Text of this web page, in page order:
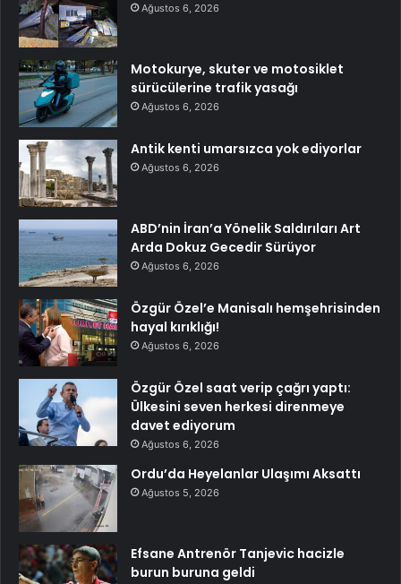
Ağustos 6, 2026
Motokurye, skuter ve motosiklet
sürücülerine trafik yasağı
Ağustos 6, 2026
Antik kenti umarsızca yok ediyorlar
Ağustos 6, 2026
ABD’nin İran’a Yönelik Saldırıları Art
Arda Dokuz Gecedir Sürüyor
Ağustos 6, 2026
Özgür Özel’e Manisalı hemşehrisinden
hayal kırıklığı!
Ağustos 6, 2026
Özgür Özel saat verip çağrı yaptı:
Ülkesini seven herkesi direnmeye
davet ediyorum
Ağustos 6, 2026
Ordu’da Heyelanlar Ulaşımı Aksattı
Ağustos 5, 2026
Efsane Antrenör Tanjevic hacizle
burun buruna geldi